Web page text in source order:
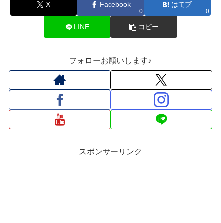
X Facebook
0
はてブ
0
LINE コピー
フォローお願いします♪
スポンサーリンク